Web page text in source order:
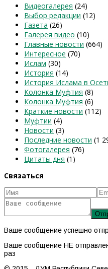
Видеогалерея (24)
Выбор редакции (12)
Газета (26)
Галерея видео (10)
Главные новости (664)
Интересное (70)
Ислам (30)
История (14)
История Ислама в
Колонка Муфтия (8)
Колонка Муфтия (6)
Краткие новости (112)
Муфтии (4)
Новости (3)
Последние новости (1
Фотогалерея (76)
Цитаты дня (1)
Связаться
Ваше сообщение успешно
Ваше сообщение НЕ
раз